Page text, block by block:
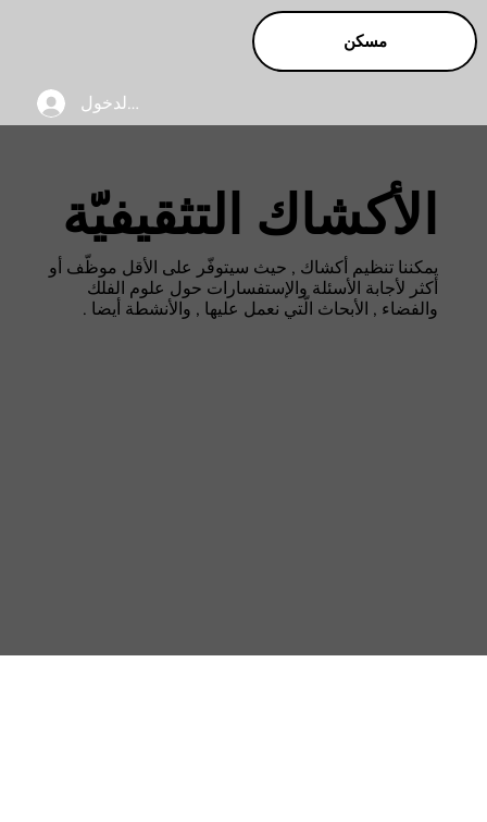
تسجيل الدخول
مسكن
الأكشاك التثقيفيّة
يمكننا تنظيم أكشاك , حيث سيتوفّر على الأقل موظّف أو
أكثر لأجابة الأسئلة والإستفسارات حول علوم الفلك
والفضاء , الأبحاث الّتي نعمل عليها , والأنشطة أيضا .